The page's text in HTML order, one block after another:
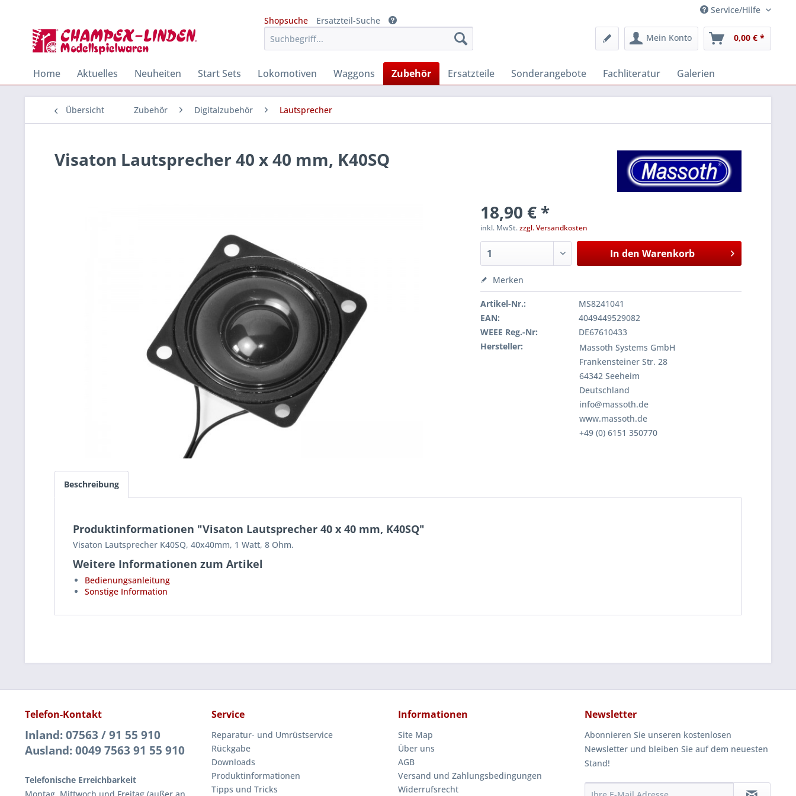
Service/Hilfe
Shopsuche
Ersatzteil-Suche
Mein Konto
0,00 € *
Home Aktuelles Neuheiten Start Sets Lokomotiven Waggons Zubehör Ersatzteile Sonderangebote Fachliteratur Galerien
Übersicht Zubehör Digitalzubehör Lautsprecher
Visaton Lautsprecher 40 x 40 mm, K40SQ
18,90 € *
inkl. MwSt.zzgl. Versandkosten
In den Warenkorb
Merken
Artikel-Nr.:
MS8241041
EAN:
4049449529082
WEEE Reg.-Nr:
DE67610433
Hersteller:
Massoth Systems GmbH
Frankensteiner Str. 28
64342 Seeheim
Deutschland
info@massoth.de
www.massoth.de
+49 (0) 6151 350770
Beschreibung
Produktinformationen "Visaton Lautsprecher 40 x 40 mm, K40SQ"
Visaton Lautsprecher K40SQ, 40x40mm, 1 Watt, 8 Ohm.
Weitere Informationen zum Artikel
Bedienungsanleitung
Sonstige Information
Telefon-Kontakt
Inland: 07563 / 91 55 910
Ausland: 0049 7563 91 55 910
Telefonische Erreichbarkeit
Service
Reparatur- und Umrüstservice
Rückgabe
Downloads
Produktinformationen
Tipps und Tricks
Informationen
Site Map
Über uns
AGB
Versand und Zahlungsbedingungen
Widerrufsrecht
Newsletter
Abonnieren Sie unseren kostenlosen
Newsletter und bleiben Sie auf dem neuesten
Stand!